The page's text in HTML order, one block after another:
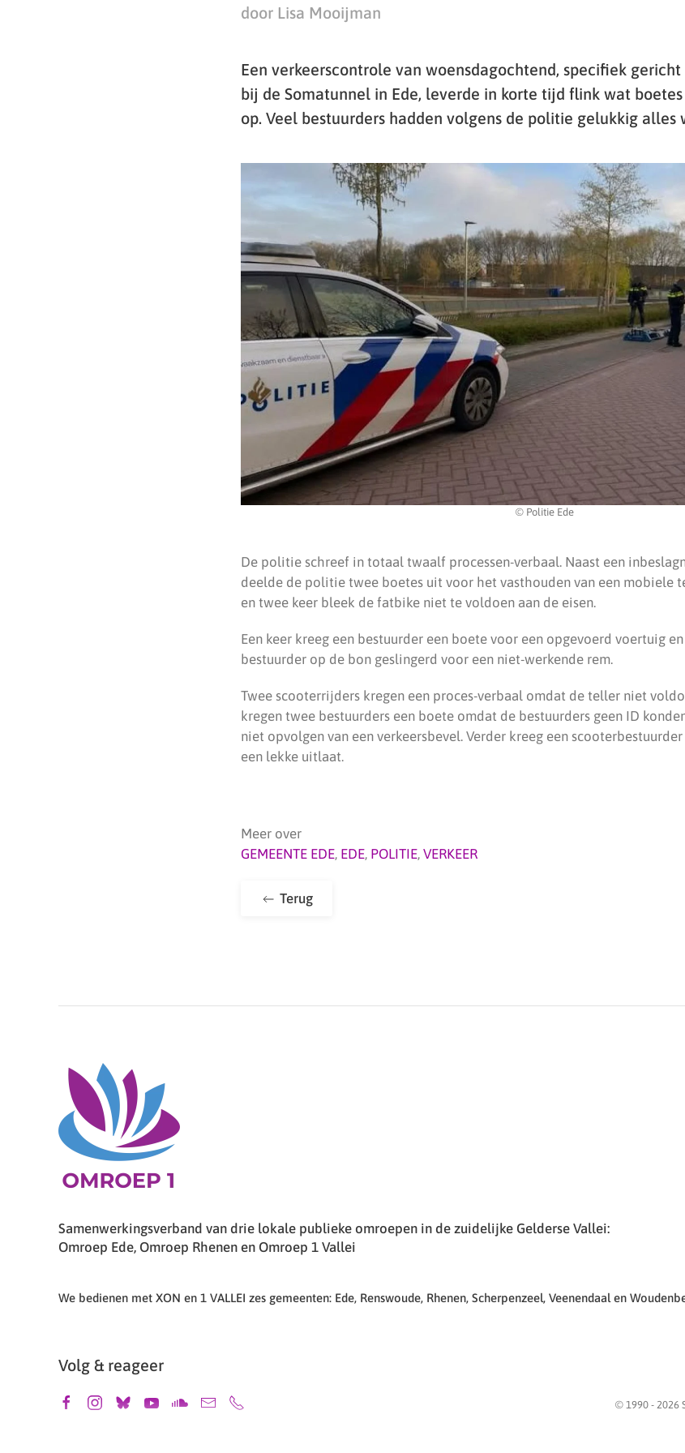
door Lisa Mooijman
Een verkeerscontrole van woensdagochtend, specifiek
bij de Somatunnel in Ede, leverde in korte tijd flink wat
op. Veel bestuurders hadden volgens de politie gelukkig alles
© Politie Ede
De politie schreef in totaal twaalf processen-verbaal. Naast een
deelde de politie twee boetes uit voor het vasthouden van een mobiele
en twee keer bleek de fatbike niet te voldoen aan de eisen.
Een keer kreeg een bestuurder een boete voor een opgevoerd voertuig
bestuurder op de bon geslingerd voor een niet-werkende rem.
Twee scooterrijders kregen een proces-verbaal omdat de teller niet
kregen twee bestuurders een boete omdat de bestuurders geen ID
niet opvolgen van een verkeersbevel. Verder kreeg een
een lekke uitlaat.
Meer over
GEMEENTE EDE, EDE, POLITIE, VERKEER
Terug
Samenwerkingsverband van drie lokale publieke omroepen in de zuidelijke Gelderse Vallei:
Omroep Ede, Omroep Rhenen en Omroep 1 Vallei
We bedienen met XON en 1 VALLEI zes gemeenten: Ede, Renswoude, Rhenen, Scherpenzeel, Veenendaal en
Volg & reageer
© 1990 - 2026